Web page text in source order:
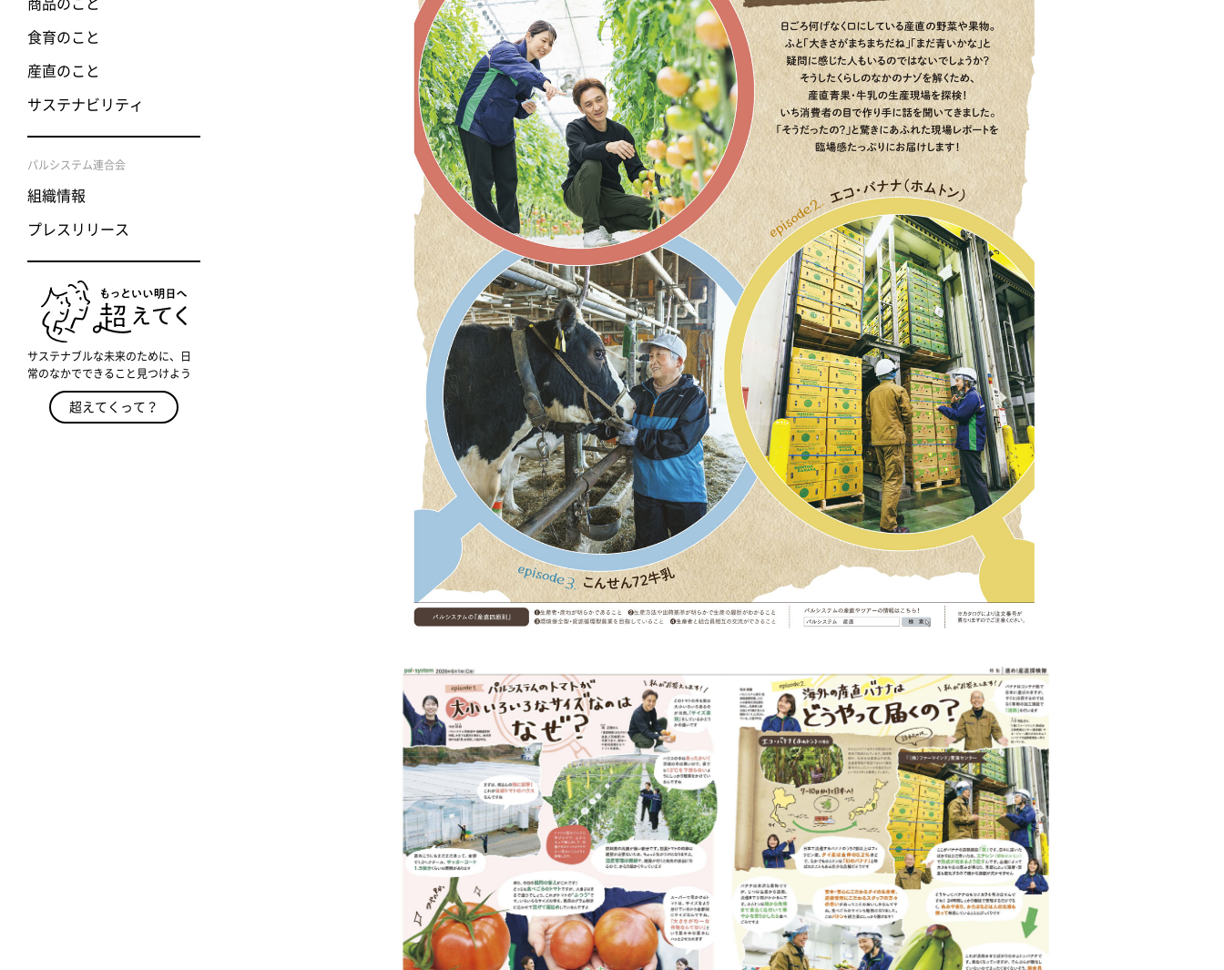
商品のこと
食育のこと
産直のこと
サステナビリティ
パルシステム連合会
組織情報
プレスリリース
サステナブルな未来のために、日
常のなかでできること見つけよう
超えてくって？